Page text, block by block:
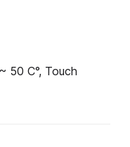
50 C°, Touch